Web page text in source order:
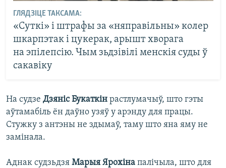
ГЛЯДЗІЦЕ ТАКСАМА:
«Суткі» і штрафы за «няправільны» колер
шкарпэтак і цукерак, арышт хворага
на эпілепсію. Чым зьдзівілі менскія суды ў
сакавіку
На судзе Дзяніс Букаткін растлумачыў, што гэты
аўтамабіль ён даўно узяў у арэнду для працы.
Стужку з антэны не здымаў, таму што яна яму не
замінала.
Аднак судзьдзя Марыя Ярохіна палічыла, што для